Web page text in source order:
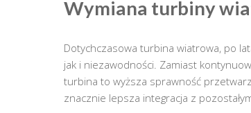
Wymiana turbiny
Dotychczasowa turbina wiatrowa, po
jak i niezawodności. Zamiast
turbina to wyższa sprawność
znacznie lepsza integracja z